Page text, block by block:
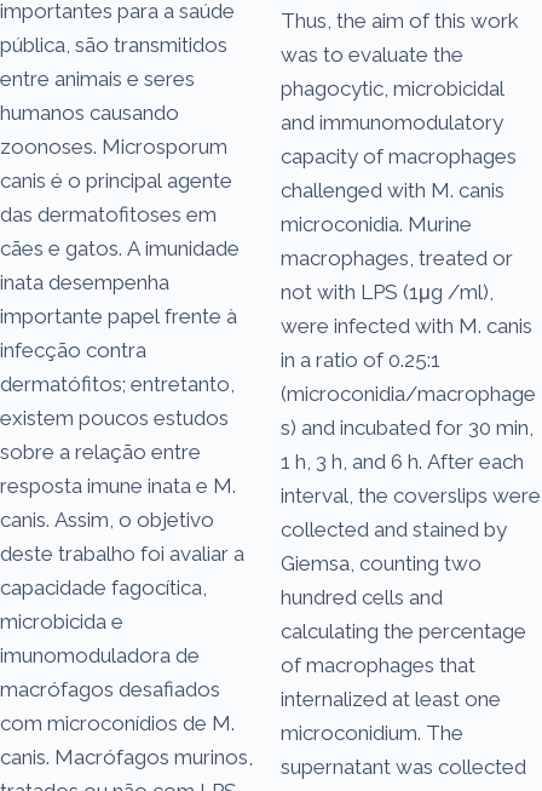
importantes para a saúde
pública, são transmitidos
entre animais e seres
humanos causando
zoonoses. Microsporum
canis é o principal agente
das dermatofitoses em
cães e gatos. A imunidade
inata desempenha
importante papel frente à
infecção contra
dermatófitos; entretanto,
existem poucos estudos
sobre a relação entre
resposta imune inata e M.
canis. Assim, o objetivo
deste trabalho foi avaliar a
capacidade fagocítica,
microbicida e
imunomoduladora de
macrófagos desafiados
com microconídios de M.
canis. Macrófagos murinos,
Thus, the aim of this work
was to evaluate the
phagocytic, microbicidal
and immunomodulatory
capacity of macrophages
challenged with M. canis
microconidia. Murine
macrophages, treated or
not with LPS (1μg /ml),
were infected with M. canis
in a ratio of 0.25:1
(microconidia/macrophage
s) and incubated for 30 min,
1 h, 3 h, and 6 h. After each
interval, the coverslips were
collected and stained by
Giemsa, counting two
hundred cells and
calculating the percentage
of macrophages that
internalized at least one
microconidium. The
supernatant was collected